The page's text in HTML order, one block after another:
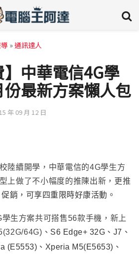
»通訊達人
】中華電信4G學
最新方案懶人包
年 09 月 12 日
陸續開學 ， 中華電信的4G學生方
上做了不小幅度的推陳出新 ，更推
促銷，可享四重限時好康活動。
生方案共可搭售56款手機 ， 新上
64G) 、S6 Edge+ 32G 、J7 、
(E5553)、Xperia M5(E5653)、